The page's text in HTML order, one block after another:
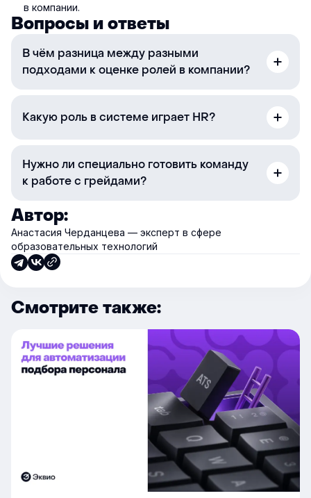
в компании.
Вопросы и ответы
В чём разница между разными
подходами к оценке ролей в компании?
Какую роль в системе играет HR?
Нужно ли специально готовить команду
к работе с грейдами?
Автор:
Анастасия Черданцева — эксперт в сфере
образовательных технологий
Смотрите также: